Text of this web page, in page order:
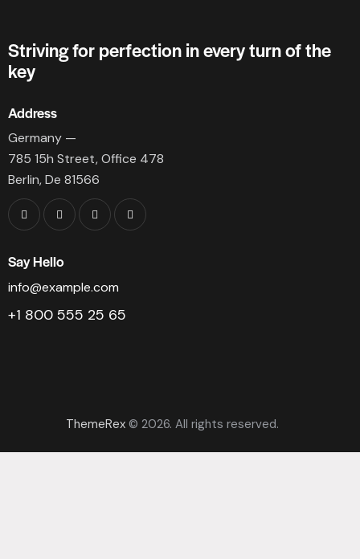
Striving for perfection in every turn of the
key
Address
Germany —
785 15h Street, Office 478
Berlin, De 81566
Say Hello
info@example.com
+1 800 555 25 65
ThemeRex© 2026. All rights reserved.